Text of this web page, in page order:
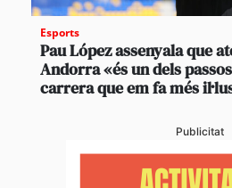
Esports
Pau López assenyala que
Andorra «és un dels
carrera que em fa més
Publicitat